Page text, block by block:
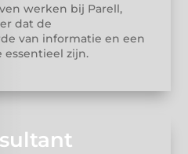
werken bij Parell,
dat de
van informatie en een
essentieel zijn.